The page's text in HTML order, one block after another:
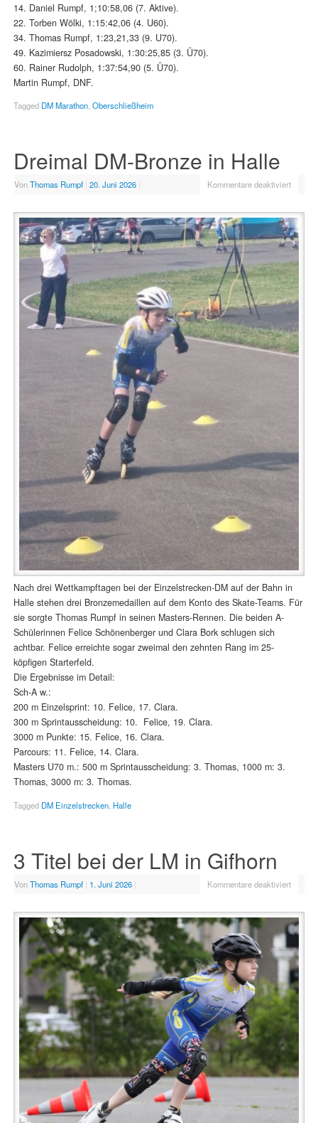
14. Daniel Rumpf, 1;10:58,06 (7. Aktive).
22. Torben Wölki, 1:15:42,06 (4. U60).
34. Thomas Rumpf, 1:23,21,33 (9. U70).
49. Kazimiersz Posadowski, 1:30:25,85 (3. Ü70).
60. Rainer Rudolph, 1:37:54,90 (5. Ü70).
Martin Rumpf, DNF.
Tagged DM Marathon, Oberschließheim
Dreimal DM-Bronze in Halle
VonThomas Rumpf | 20. Juni 2026 | Kommentare deaktiviert
Nach drei Wettkampftagen bei der Einzelstrecken-DM auf der Bahn in
Halle stehen drei Bronzemedaillen auf dem Konto des Skate-Teams. Für
sie sorgte Thomas Rumpf in seinen Masters-Rennen. Die beiden A-
Schülerinnen Felice Schönenberger und Clara Bork schlugen sich
achtbar. Felice erreichte sogar zweimal den zehnten Rang im 25-
köpfigen Starterfeld.
Die Ergebnisse im Detail:
Sch-A w.:
200 m Einzelsprint: 10. Felice, 17. Clara.
300 m Sprintausscheidung: 10. Felice, 19. Clara.
3000 m Punkte: 15. Felice, 16. Clara.
Parcours: 11. Felice, 14. Clara.
Masters U70 m.: 500 m Sprintausscheidung: 3. Thomas, 1000 m: 3.
Thomas, 3000 m: 3. Thomas.
Tagged DM Einzelstrecken, Halle
3 Titel bei der LM in Gifhorn
VonThomas Rumpf | 1. Juni 2026 | Kommentare deaktiviert